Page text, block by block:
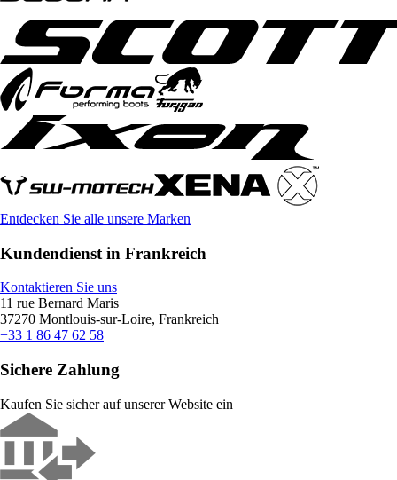
Entdecken Sie alle unsere Marken
Kundendienst in Frankreich
Kontaktieren Sie uns
11 rue Bernard Maris
37270 Montlouis-sur-Loire, Frankreich
+33 1 86 47 62 58
Sichere Zahlung
Kaufen Sie sicher auf unserer Website ein